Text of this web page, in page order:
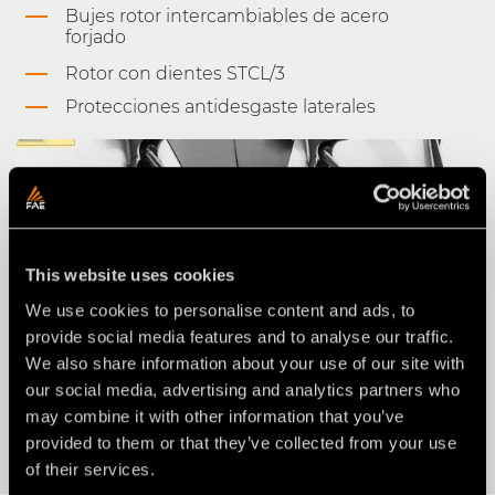
This website uses cookies
We use cookies to personalise content and ads, to
provide social media features and to analyse our traffic.
We also share information about your use of our site with
our social media, advertising and analytics partners who
may combine it with other information that you’ve
provided to them or that they’ve collected from your use
of their services.
Bujes rotor intercambiables de acero
forjado
Rotor con dientes STCL/3
Protecciones antidesgaste laterales